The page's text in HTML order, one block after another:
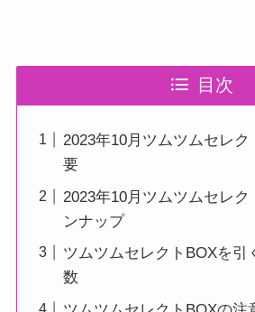
目次
2023年10月ツムツムセレ
要
2023年10月ツムツムセレク
ンナップ
ツムツムセレクトBOXを引
数